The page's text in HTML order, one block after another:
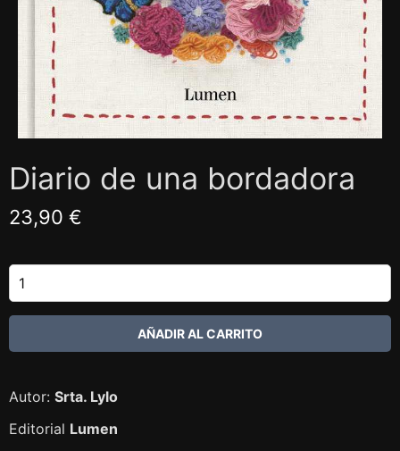
Diario de una bordadora
23,90 €
Autor: Srta. Lylo
Editorial Lumen